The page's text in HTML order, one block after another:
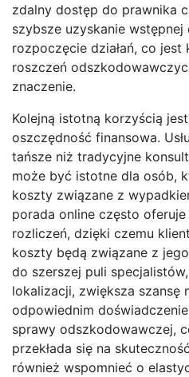
zdalny dostęp do prawnika
szybsze uzyskanie wstępnej
rozpoczęcie działań, co
roszczeń
znaczenie.
Kolejną istotną korzyścią
oszczędność finansowa.
tańsze niż tradycyjne
może być istotne dla osób,
koszty związane z
porada online często
rozliczeń, dzięki czemu
koszty będą związane z
do szerszej puli
lokalizacji, zwiększa szansę
odpowiednim
sprawy odszkodowawczej,
przekłada się na
również wspomnieć o